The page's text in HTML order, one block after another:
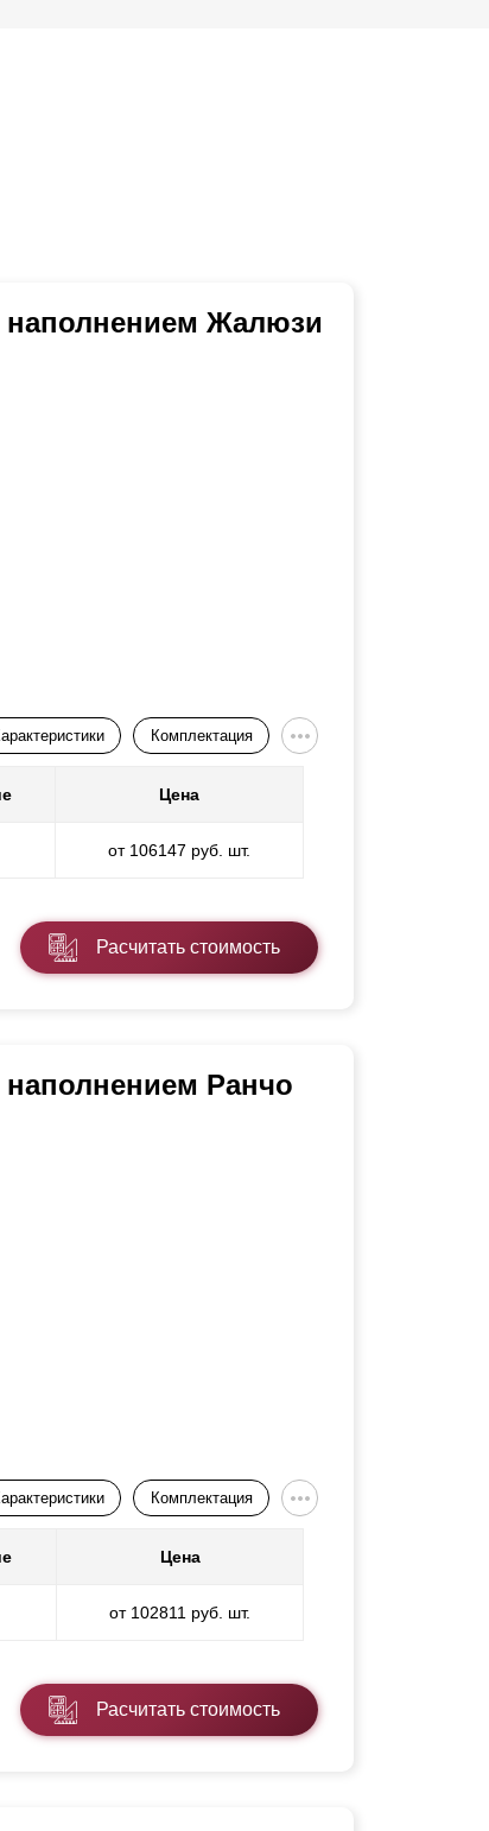
наполнением Жалюзи
Комплектация
Цена
от 106147 руб. шт.
Расчитать стоимость
Ранчо
Комплектация
Цена
от 102811 руб. шт.
Расчитать стоимость